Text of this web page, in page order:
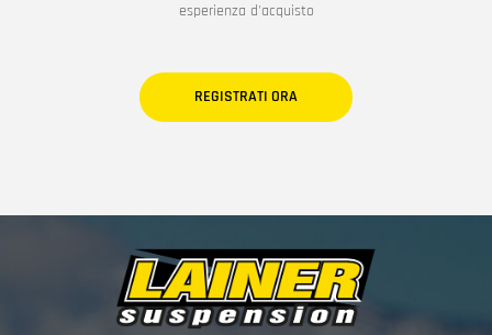
esperienza d'acquisto
REGISTRATI ORA